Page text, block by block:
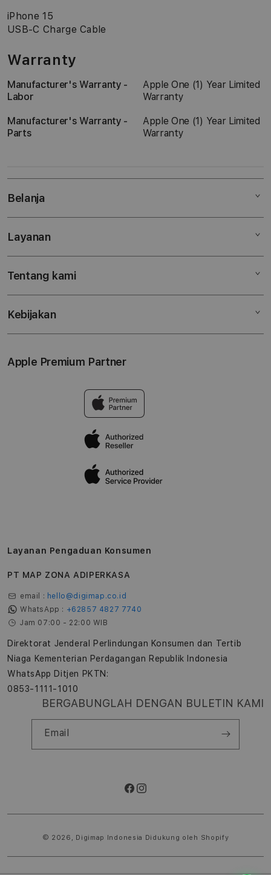
iPhone 15
USB-C Charge Cable
Warranty
Manufacturer's Warranty -
Labor
Apple One (1) Year Limited
Warranty
Manufacturer's Warranty -
Parts
Apple One (1) Year Limited
Warranty
Belanja
Mac
Layanan
Digimap Open Studio
Tukar tambah
Lokasi servis center
Pembatalan transaksi
Edukasi & Perusahaan
Tentang kami
Hubungi kami
Tentang Digimap
Kebijakan
Apple Premium Partner
Layanan Pengaduan Konsumen
PT MAP ZONA ADIPERKASA
email : hello@digimap.co.id
WhatsApp : +62857 4827 7740
Jam 07:00 - 22:00 WIB
Direktorat Jenderal Perlindungan Konsumen dan Tertib
Niaga Kementerian Perdagangan Republik Indonesia
WhatsApp Ditjen PKTN:
0853-1111-1010
BERGABUNGLAH DENGAN BULETIN KAMI
Email
Facebook
Instagram
pembayaran
© 2026, Digimap Indonesia Didukung oleh Shopify